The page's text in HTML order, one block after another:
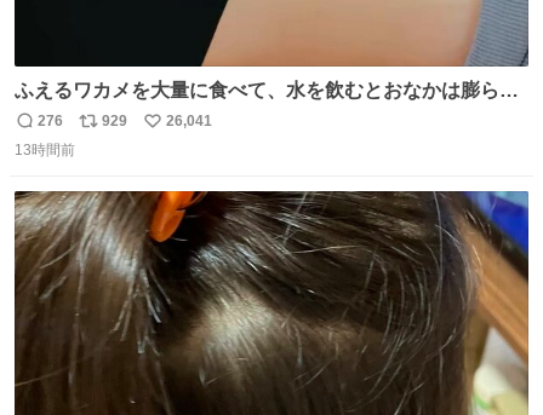
ふえるワカメを大量に食べて、水を飲むとおなかは膨ら
む・・・・！？ ⚠️よい子は絶対マネしないでね⚠️ #夏休み
の自由研究
返
信
276
リ
ト
数
929
い
数
26,041
13時間前